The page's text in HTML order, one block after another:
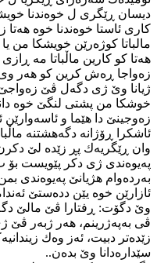
دیسان ڕێگری ل خوه‌ندنا
كاری ئاستا خوه‌ندنا خوه‌
مالباتا كوژه‌رێن خویشكا
هه‌تا كو كارین ماڵباتا مه‌
زه‌واجا ڕه‌ش كرین كو هه‌ر وی
ژیانا وێ ژی دگه‌ل ڤێ
خوشكا من پشتی لنگێ خوه‌
زه‌وجینێ دا هێما و
ئاشكرا ڕۆژانه‌ دگه‌هشتنه‌
وان ڕێگریه‌ك پڕ زێده‌ لێ دكرن
په‌یوه‌ندی ژی دكر پێویست
به‌رده‌وام هژیانێ په‌یوه‌ندی
ئازارێن خوه‌ یێن دده‌ستێ
وێ دگۆت: ڕفتارا ڤێ مالێ
ڤی به‌په‌ژرینم، هه‌ر ژبه‌ر ڤێ
زێده‌تر دبیت، ئه‌ز وه‌ك
سێداره‌دانا وێ بده‌ن..